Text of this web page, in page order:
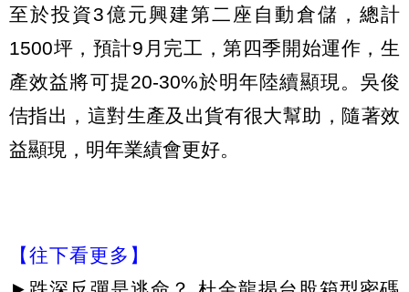
至於投資3億元興建第二座自動倉儲，總計
1500坪，預計9月完工，第四季開始運作，生
產效益將可提20-30%於明年陸續顯現。吳俊
佶指出，這對生產及出貨有很大幫助，隨著效
益顯現，明年業績會更好。
【往下看更多】